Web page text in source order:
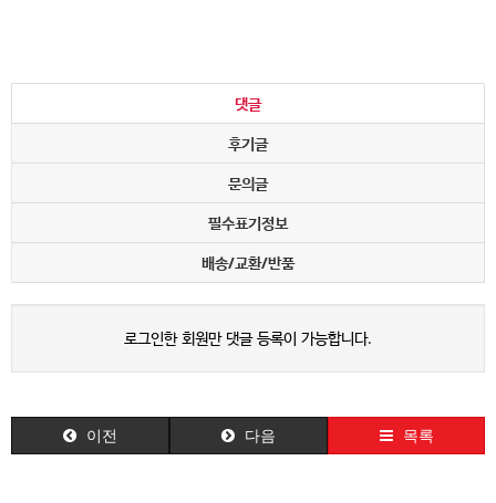
댓글
후기글
문의글
필수표기정보
배송/교환/반품
로그인한 회원만 댓글 등록이 가능합니다.
이전 다음 목록